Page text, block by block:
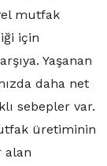
mutfak
için
Yaşanan
daha net
sebepler var.
üretiminin
alan